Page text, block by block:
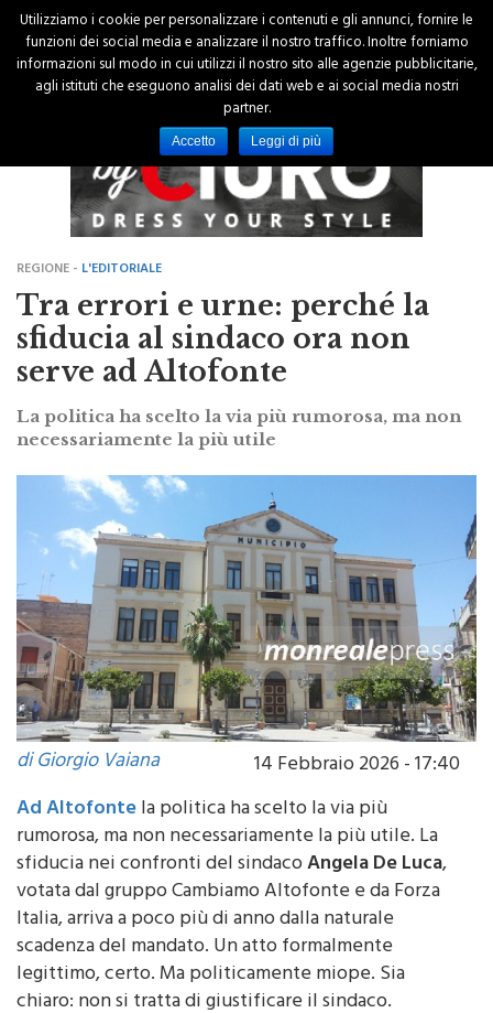
REGIONE - L'EDITORIALE
Tra errori e urne: perché la
sfiducia al sindaco ora non
serve ad Altofonte
La politica ha scelto la via più rumorosa, ma non
necessariamente la più utile
di Giorgio Vaiana
14 Febbraio 2026 - 17:40
Ad Altofontela politica ha scelto la via più
rumorosa, ma non necessariamente la più utile. La
sfiducia nei confronti del sindacoAngela De Luca,
votata dal gruppo Cambiamo Altofonte e da Forza
Italia, arriva a poco più di anno dalla naturale
scadenza del mandato. Un atto formalmente
legittimo, certo. Ma politicamente miope. Sia
chiaro: non si tratta di giustificare il sindaco.
Utilizziamo i cookie per personalizzare i contenuti e gli annunci, fornire le
funzioni dei social media e analizzare il nostro traffico. Inoltre forniamo
informazioni sul modo in cui utilizzi il nostro sito alle agenzie pubblicitarie,
agli istituti che eseguono analisi dei dati web e ai social media nostri
partner.
Accetto Leggi di più